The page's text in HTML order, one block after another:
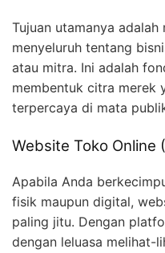
Tujuan utamanya
menyeluruh tentang
atau mitra. Ini adalah
membentuk citra merek
terpercaya di mata
Website Toko Online
Apabila Anda
fisik maupun digital,
paling jitu. Dengan
dengan leluasa melihat-